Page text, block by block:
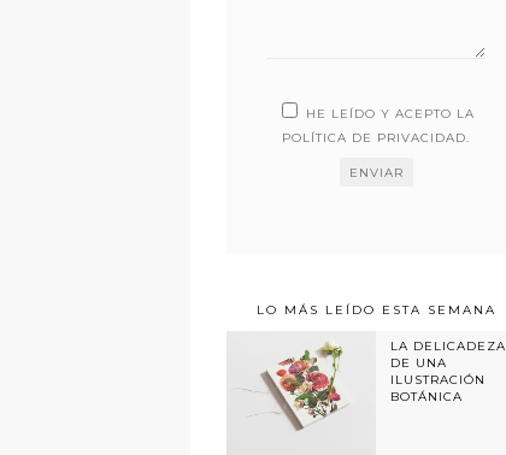
HE LEÍDO Y ACEPTO LA
POLÍTICA DE PRIVACIDAD.
LO MÁS LEÍDO ESTA SEMANA
LA DELICADEZA
DE UNA
ILUSTRACIÓN
BOTÁNICA